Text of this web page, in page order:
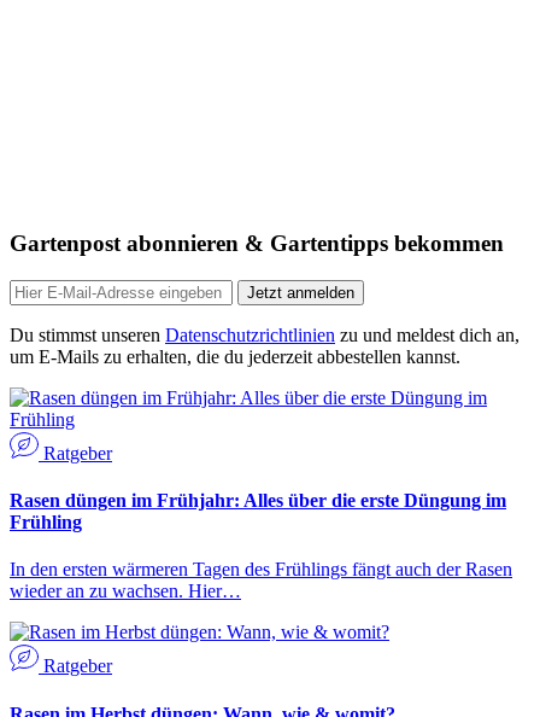
Gartenpost abonnieren & Gartentipps bekommen
Jetzt anmelden
Du stimmst unseren Datenschutzrichtlinien zu und meldest dich an,
um E-Mails zu erhalten, die du jederzeit abbestellen kannst.
Ratgeber
Rasen düngen im Frühjahr: Alles über die erste Düngung im
Frühling
In den ersten wärmeren Tagen des Frühlings fängt auch der Rasen
wieder an zu wachsen. Hier…
Ratgeber